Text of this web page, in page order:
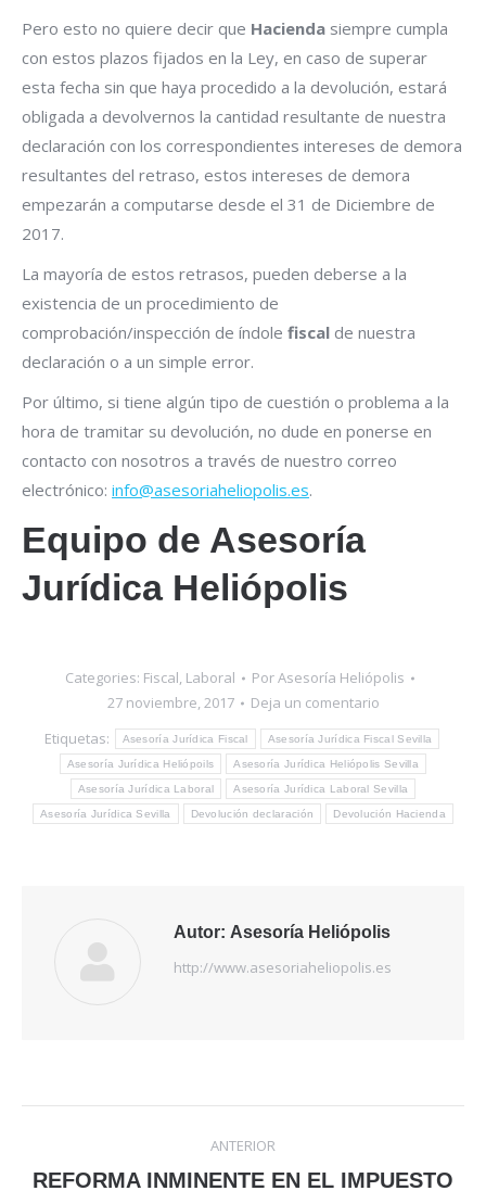
Pero esto no quiere decir que Hacienda siempre cumpla
con estos plazos fijados en la Ley, en caso de superar
esta fecha sin que haya procedido a la devolución, estará
obligada a devolvernos la cantidad resultante de nuestra
declaración con los correspondientes intereses de demora
resultantes del retraso, estos intereses de demora
empezarán a computarse desde el 31 de Diciembre de
2017.
La mayoría de estos retrasos, pueden deberse a la
existencia de un procedimiento de
comprobación/inspección de índole fiscal de nuestra
declaración o a un simple error.
Por último, si tiene algún tipo de cuestión o problema a la
hora de tramitar su devolución, no dude en ponerse en
contacto con nosotros a través de nuestro correo
electrónico: info@asesoriaheliopolis.es.
Equipo de Asesoría
Jurídica Heliópolis
Categories: Fiscal, Laboral PorAsesoría Heliópolis
27 noviembre, 2017
Deja un comentario
Etiquetas:
Asesoría Jurídica Fiscal Asesoría Jurídica Fiscal Sevilla
Asesoría Jurídica Heliópoils Asesoría Jurídica Heliópolis Sevilla
Asesoría Jurídica Laboral Asesoría Jurídica Laboral Sevilla
Asesoría Jurídica Sevilla Devolución declaración Devolución Hacienda
Autor: Asesoría Heliópolis
http://www.asesoriaheliopolis.es
entre
ANTERIOR
REFORMA INMINENTE EN EL IMPUESTO